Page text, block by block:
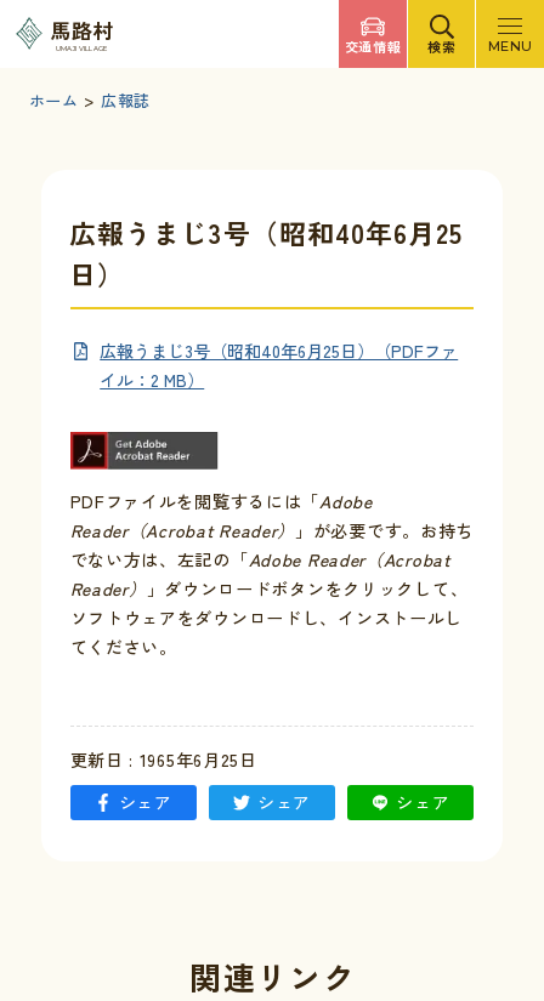
馬路村
UMAJI VILLAGE 交通情報 検索 MENU
ホーム > 広報誌
広報うまじ3号（昭和40年6月25
日）
広報うまじ3号（昭和40年6月25日）（PDFファ
イル：2 MB）
PDFファイルを閲覧するには「Adobe
Reader（Acrobat Reader） 」が必要です。お持ち
でない方は、左記の「Adobe Reader（Acrobat
Reader） 」ダウンロードボタンをクリックして、
ソフトウェアをダウンロードし、インストールし
てください。
更新日 : 1965年6月25日
シェア
シェア シェア
関連リンク
観光・イベント
移住・定住
ふるさと納税
お問い合わせ
例規集
文字サイズ